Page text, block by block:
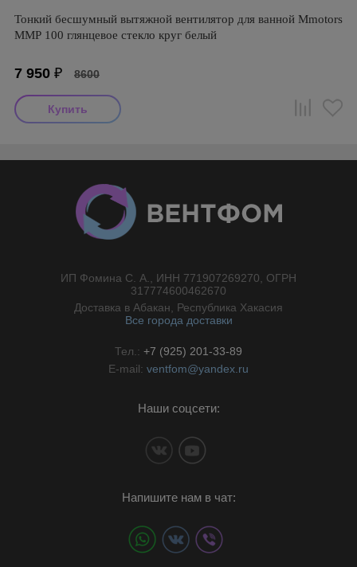
Тонкий бесшумный вытяжной вентилятор для ванной Mmotors
ММР 100 глянцевое стекло круг белый
7 950 ₽ 8600
ИП Фомина С. А., ИНН 771907269270, ОГРН
317774600462670
Доставка в Абакан, Республика Хакасия
Все города доставки
Тел.: +7 (925) 201-33-89
E-mail: ventfom@yandex.ru
Наши соцсети:
Напишите нам в чат: